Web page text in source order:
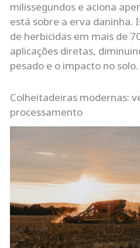
milissegundos e aciona
está sobre a erva daninha.
de herbicidas em mais de
aplicações diretas,
pesado e o impacto no solo.
Colheitadeiras modernas:
processamento